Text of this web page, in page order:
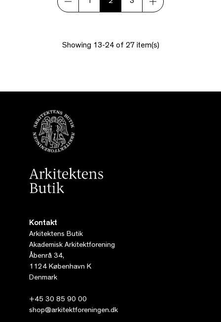
Showing 13-24 of 27 item(s)
Kontakt
Arkitektens Butik
Akademisk Arkitektforening
Åbenrå 34,
1124 København K
Denmark
+45 30 85 90 00
shop@arkitektforeningen.dk